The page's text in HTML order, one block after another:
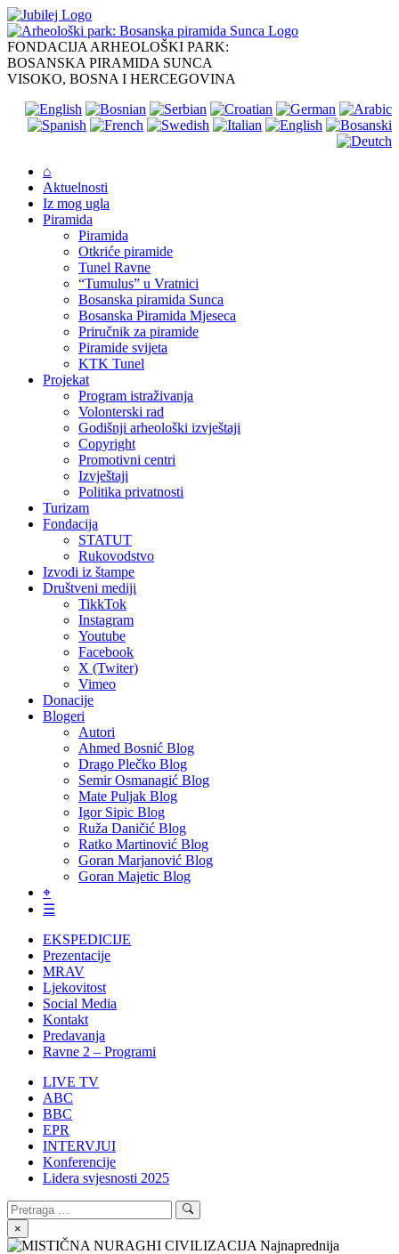
Skip
to
content
FONDACIJA ARHEOLOŠKI PARK:
BOSANSKA PIRAMIDA SUNCA
VISOKO, BOSNA I HERCEGOVINA
⌂
Aktuelnosti
Iz mog ugla
Piramida
Piramida
Otkriće piramide
Tunel Ravne
“Tumulus” u Vratnici
Bosanska piramida Sunca
Bosanska Piramida Mjeseca
Priručnik za piramide
Piramide svijeta
KTK Tunel
Projekat
Program istraživanja
Volonterski rad
Godišnji arheološki izvještaji
Copyright
Promotivni centri
Izvještaji
Politika privatnosti
Turizam
Fondacija
STATUT
Rukovodstvo
Izvodi iz štampe
Društveni mediji
TikkTok
Instagram
Youtube
Facebook
X (Twiter)
Vimeo
Donacije
Blogeri
Autori
Ahmed Bosnić Blog
Drago Plečko Blog
Semir Osmanagić Blog
Mate Puljak Blog
Igor Sipic Blog
Ruža Daničić Blog
Ratko Martinović Blog
Goran Marjanović Blog
Goran Majetic Blog
⌖
☰
EKSPEDICIJE
Prezentacije
MRAV
Ljekovitost
Social Media
Kontakt
Predavanja
Ravne 2 – Programi
LIVE TV
ABC
BBC
EPR
INTERVJUI
Konferencije
Lidera svjesnosti 2025
Search
for:
Search
×